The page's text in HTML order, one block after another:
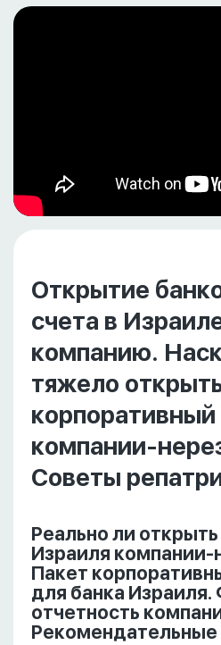
Открытие
счета в
компанию.
тяжело
корпоративный
компании-
Советы
Реально ли
Израиля компании-
Пакет
для банка Израиля.
отчетность
Рекомендательные